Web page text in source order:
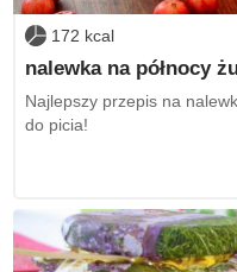
172 kcal
nalewka na północy
Najlepszy przepis na
do picia!